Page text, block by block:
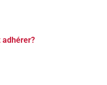
adhérer?